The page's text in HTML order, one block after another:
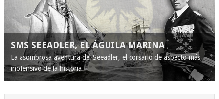
SMS SEEADLER, EL ÁGUILA MARINA
La asombrosa aventura del Seeadler, el corsario de aspecto más
inofensivo de la historia